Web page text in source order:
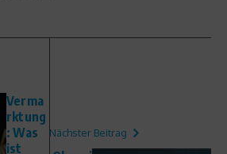
Verma
rktung
: Was
ist
Nächster Beitrag